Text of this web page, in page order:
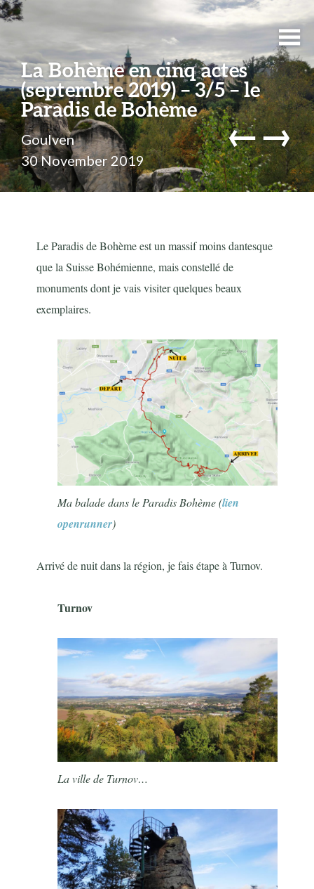
La Bohème en cinq actes
(septembre 2019) – 3/5 – le
Paradis de Bohème
Goulven
30 November 2019
←→
Le Paradis de Bohème est un massif moins dantesque
que la Suisse Bohémienne, mais constellé de
monuments dont je vais visiter quelques beaux
exemplaires.
Ma balade dans le Paradis Bohème (lien
openrunner)
Arrivé de nuit dans la région, je fais étape à Turnov.
Turnov
La ville de Turnov…